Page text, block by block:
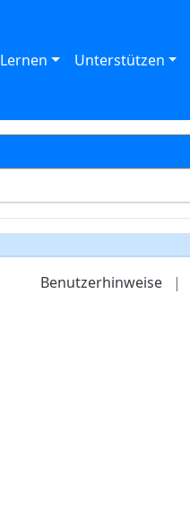
Lernen Unterstützen
Benutzerhinweise |